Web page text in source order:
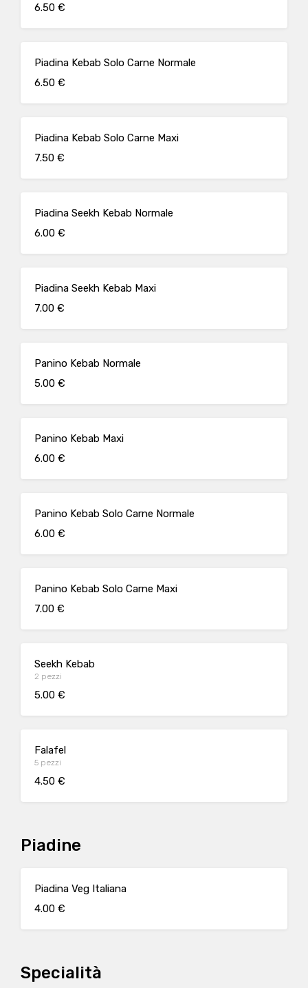
6.50 €
Piadina Kebab Solo Carne Normale
6.50 €
Piadina Kebab Solo Carne Maxi
7.50 €
Piadina Seekh Kebab Normale
6.00 €
Piadina Seekh Kebab Maxi
7.00 €
Panino Kebab Normale
5.00 €
Panino Kebab Maxi
6.00 €
Panino Kebab Solo Carne Normale
6.00 €
Panino Kebab Solo Carne Maxi
7.00 €
Seekh Kebab
2 pezzi
5.00 €
Falafel
5 pezzi
4.50 €
Piadine
Piadina Veg Italiana
4.00 €
Specialità